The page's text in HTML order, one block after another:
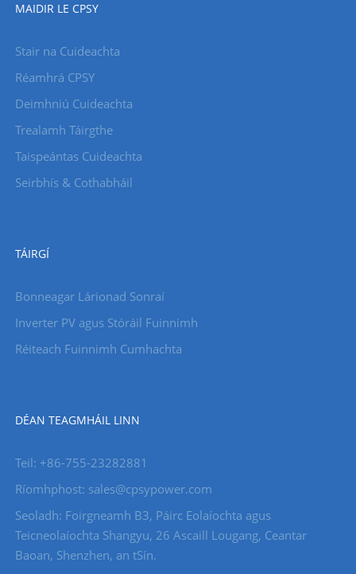
MAIDIR LE CPSY
Stair na Cuideachta
Réamhrá CPSY
Deimhniú Cuideachta
Trealamh Táirgthe
Taispeántas Cuideachta
Seirbhís & Cothabháil
TÁIRGÍ
Bonneagar Lárionad Sonraí
Inverter PV agus Stóráil Fuinnimh
Réiteach Fuinnimh Cumhachta
DÉAN TEAGMHÁIL LINN
Teil: +86-755-23282881
Ríomhphost: sales@cpsypower.com
Seoladh: Foirgneamh B3, Páirc Eolaíochta agus
Teicneolaíochta Shangyu, 26 Ascaill Lougang, Ceantar
Baoan, Shenzhen, an tSín.